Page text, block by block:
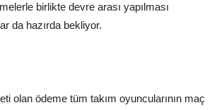
birlikte devre arası yapılması
da hazırda bekliyor.
olan ödeme tüm takım oyuncularının maç